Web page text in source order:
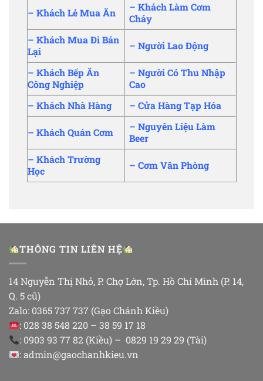
– Khách Lẻ Mua Ăn –Khách Làm Cơm
Cháy
– Khách Mua Đi Bán
Lại
–Người Lao Động
– Khách Bếp Ăn
Công Nghiệp
–Người Có Thu Nhập
Cao
– Khách Nhà Hàng –Cửa Hàng Tạp Hóa
– Khách Quán Cơm –Nguyên Liệu Làm
Beer
– Khách Trường
Học
–Cơm Văn Phòng
THÔNG TIN LIÊN HỆ
14 Nguyễn Thị Nhỏ, P. Chợ Lớn, Tp. Hồ Chí Minh (P. 14,
Q. 5 cũ)
Zalo: 0365 737 737 (Gạo Chánh Kiều)
: 028 38 548 220 – 38 59 17 18
: 0903 93 77 82 (Kiều) – 0829 19 29 29 (Tài)
: admin@gaochanhkieu.vn